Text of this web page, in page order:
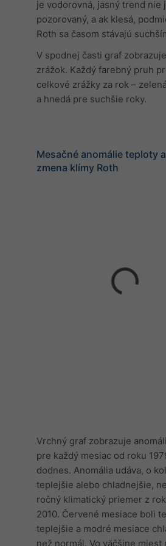
je vodorovná, jasný trend nie
pozorovaný, a ak klesá,
Roth sa časom stávajú
V spodnej časti graf
zrážok. Každý farebný pruh
celkové zrážky za rok –
a hnedá pre suchšie roky.
Mesačné anomálie teploty
zmena klímy Roth
Vrchný graf zobrazuje
pre každý mesiac od roku
dodnes. Anomália udáva, o
teplejšie alebo chladnejšie,
ročný klimatický priemer z
2010. Červené mesiace boli
teplejšie a modré mesiace
než normál. Vo väčšine miest